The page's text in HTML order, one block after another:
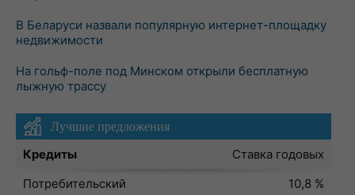
В Беларуси назвали популярную интернет-площадку
недвижимости
На гольф-поле под Минском открыли бесплатную
лыжную трассу
Лучшие предложения
Кредиты
Ставка годовых
Потребительский
10,8 %